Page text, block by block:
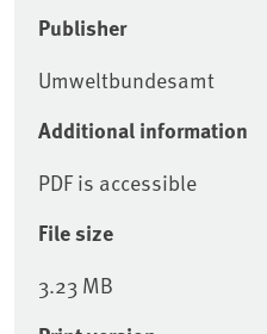
Publisher
Umweltbundesamt
Additional information
PDF is accessible
File size
3.23 MB